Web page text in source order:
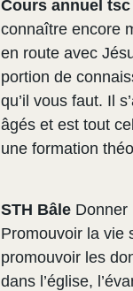
Cours annuel tsc
connaître encore
en route avec
portion de
qu’il vous faut. Il
âgés et est tout
une formation
STH Bâle Donner
Promouvoir la vie
promouvoir les
dans l’église,